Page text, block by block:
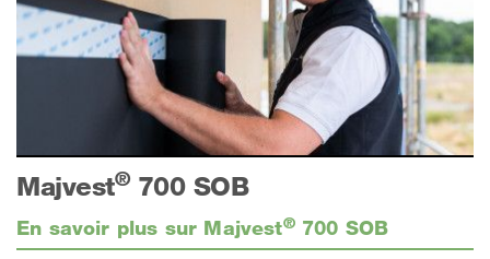
Majvest®700 SOB
En savoir plus sur Majvest®700 SOB